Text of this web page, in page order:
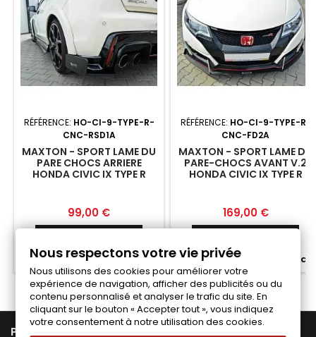
RÉFÉRENCE: HO-CI-9-TYPE-R-
CNC-RSD1A
MAXTON - SPORT LAME DU
PARE CHOCS ARRIERE
HONDA CIVIC IX TYPE R
Prix
99,00 €
Fabriqué a la commande
RÉFÉRENCE: HO-CI-9-TYPE-R-
CNC-FD2A
MAXTON - SPORT LAME DU
PARE-CHOCS AVANT V.2
HONDA CIVIC IX TYPE R
Prix
169,00 €
Fabriqué a la commande
PRODUITS
Nous respectons votre vie privée
Nous utilisons des cookies pour améliorer votre
expérience de navigation, afficher des publicités ou du
contenu personnalisé et analyser le trafic du site. En
cliquant sur le bouton « Accepter tout », vous indiquez
votre consentement à notre utilisation des cookies.